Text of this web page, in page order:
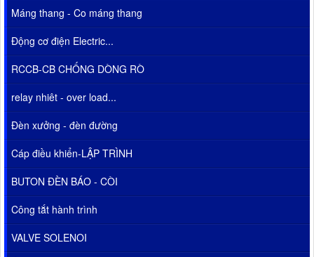
Máng thang - Co máng thang
Động cơ điện Electric...
RCCB-CB CHỐNG DÒNG RÒ
relay nhiêt - over load...
Đèn xưởng - đèn đường
Cáp điều khiển-LẬP TRÌNH
BUTON ĐÈN BÁO - CÒI
Công tắt hành trình
VALVE SOLENOI